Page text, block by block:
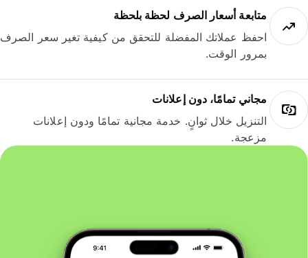
متابعة أسعار الصرف لحظة بلحظة
احفظ عملاتك المفضلة للتحقق من كيفية تغير سعر الصرف
بمرور الوقت.
مجاني تمامًا، دون إعلانات
التنزيل خلال ثوانٍ. خدمة مجانية تمامًا ودون إعلانات
مزعجة.